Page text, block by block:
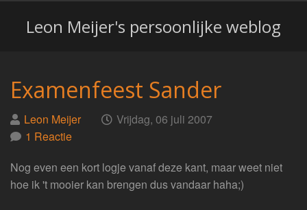
Leon Meijer's persoonlijke weblog
Examenfeest Sander
Geplaatst
door
Leon Meijer op Vrijdag, 06 juli 2007
1 Reactie
Nog even een kort logje vanaf deze kant, maar weet niet
hoe ik 't mooier kan brengen dus vandaar haha;)